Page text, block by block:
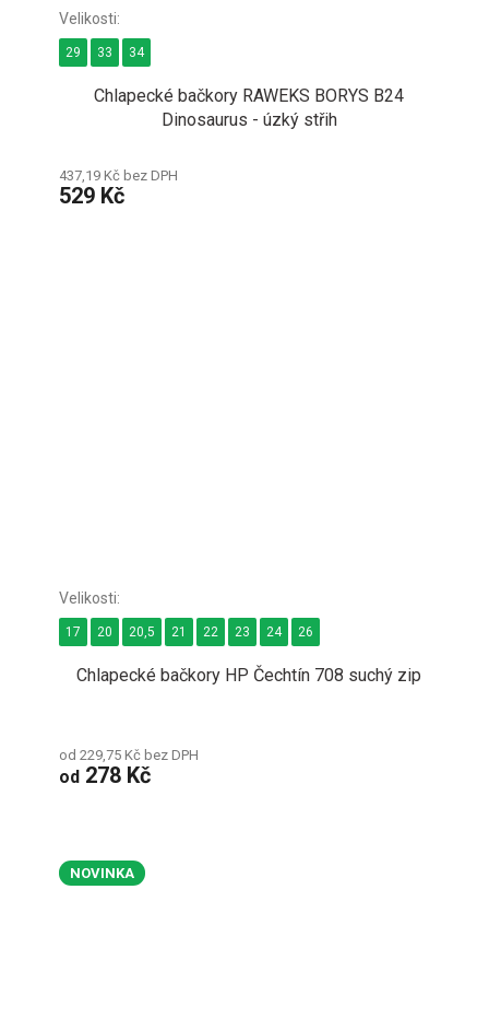
Chlapecké bačkory RAWEKS BORYS B24
Dinosaurus - úzký střih
437,19 Kč bez DPH
529 Kč
29 33 34
Chlapecké bačkory HP Čechtín 708 suchý zip
od 229,75 Kč bez DPH
od 278 Kč
17 20 20,5 21 22 23 24 26
NOVINKA